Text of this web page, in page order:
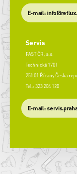
E-mail:
Servis
FAST ČR, a.s.
Technická 1701
251 01 Říčany Česká
Tel.: 323 204 120
​E-mail: